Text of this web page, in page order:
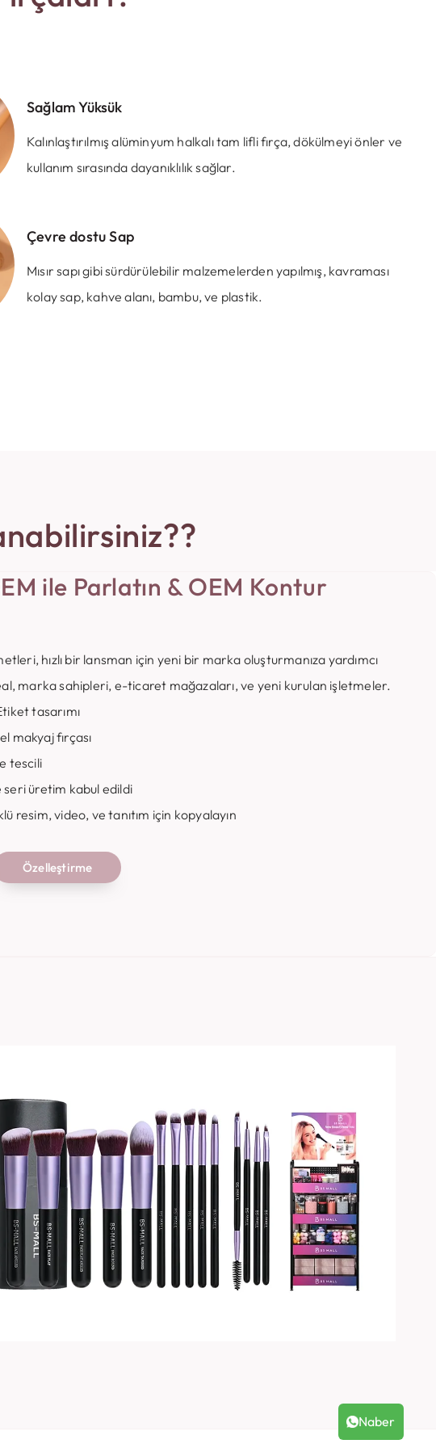
Sağlam Yüksük
Kalınlaştırılmış alüminyum halkalı tam lifli fırça, dökülmeyi önler ve
kullanım sırasında dayanıklılık sağlar.
Çevre dostu Sap
Mısır sapı gibi sürdürülebilir malzemelerden yapılmış, kavraması
kolay sap, kahve alanı, bambu, ve plastik.
ile Parlatın & OEM Kontur
hızlı bir lansman için yeni bir marka oluşturmanıza yardımcı
marka sahipleri, e-ticaret mağazaları, ve yeni kurulan işletmeler.
tasarımı
makyaj fırçası
tescili
üretim kabul edildi
resim, video, ve tanıtım için kopyalayın
Özelleştirme
Naber